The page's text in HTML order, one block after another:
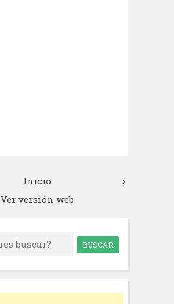
›
Inicio
Ver versión web